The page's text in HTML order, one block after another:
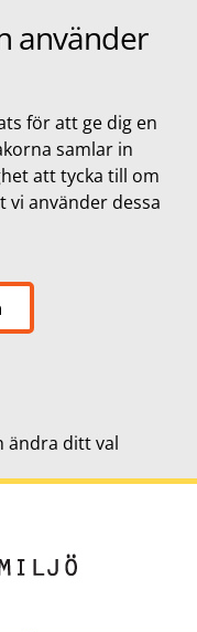
använder
för att ge dig en
samlar in
att tycka till om
vi använder dessa
ändra ditt val